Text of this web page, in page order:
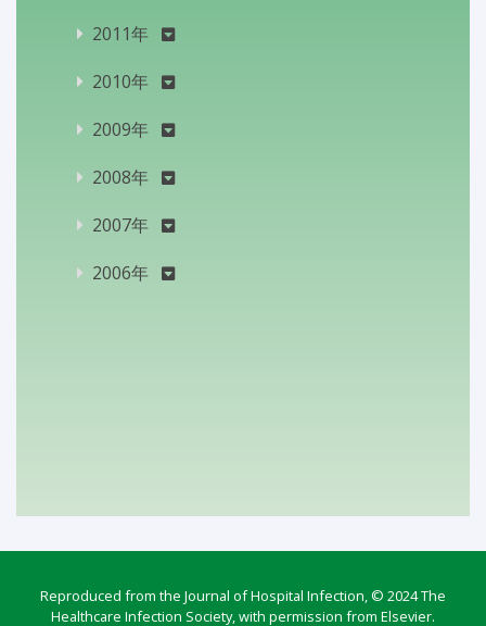
2011年
2010年
2009年
2008年
2007年
2006年
Reproduced from the Journal of Hospital Infection, © 2024 The
Healthcare Infection Society, with permission from Elsevier.